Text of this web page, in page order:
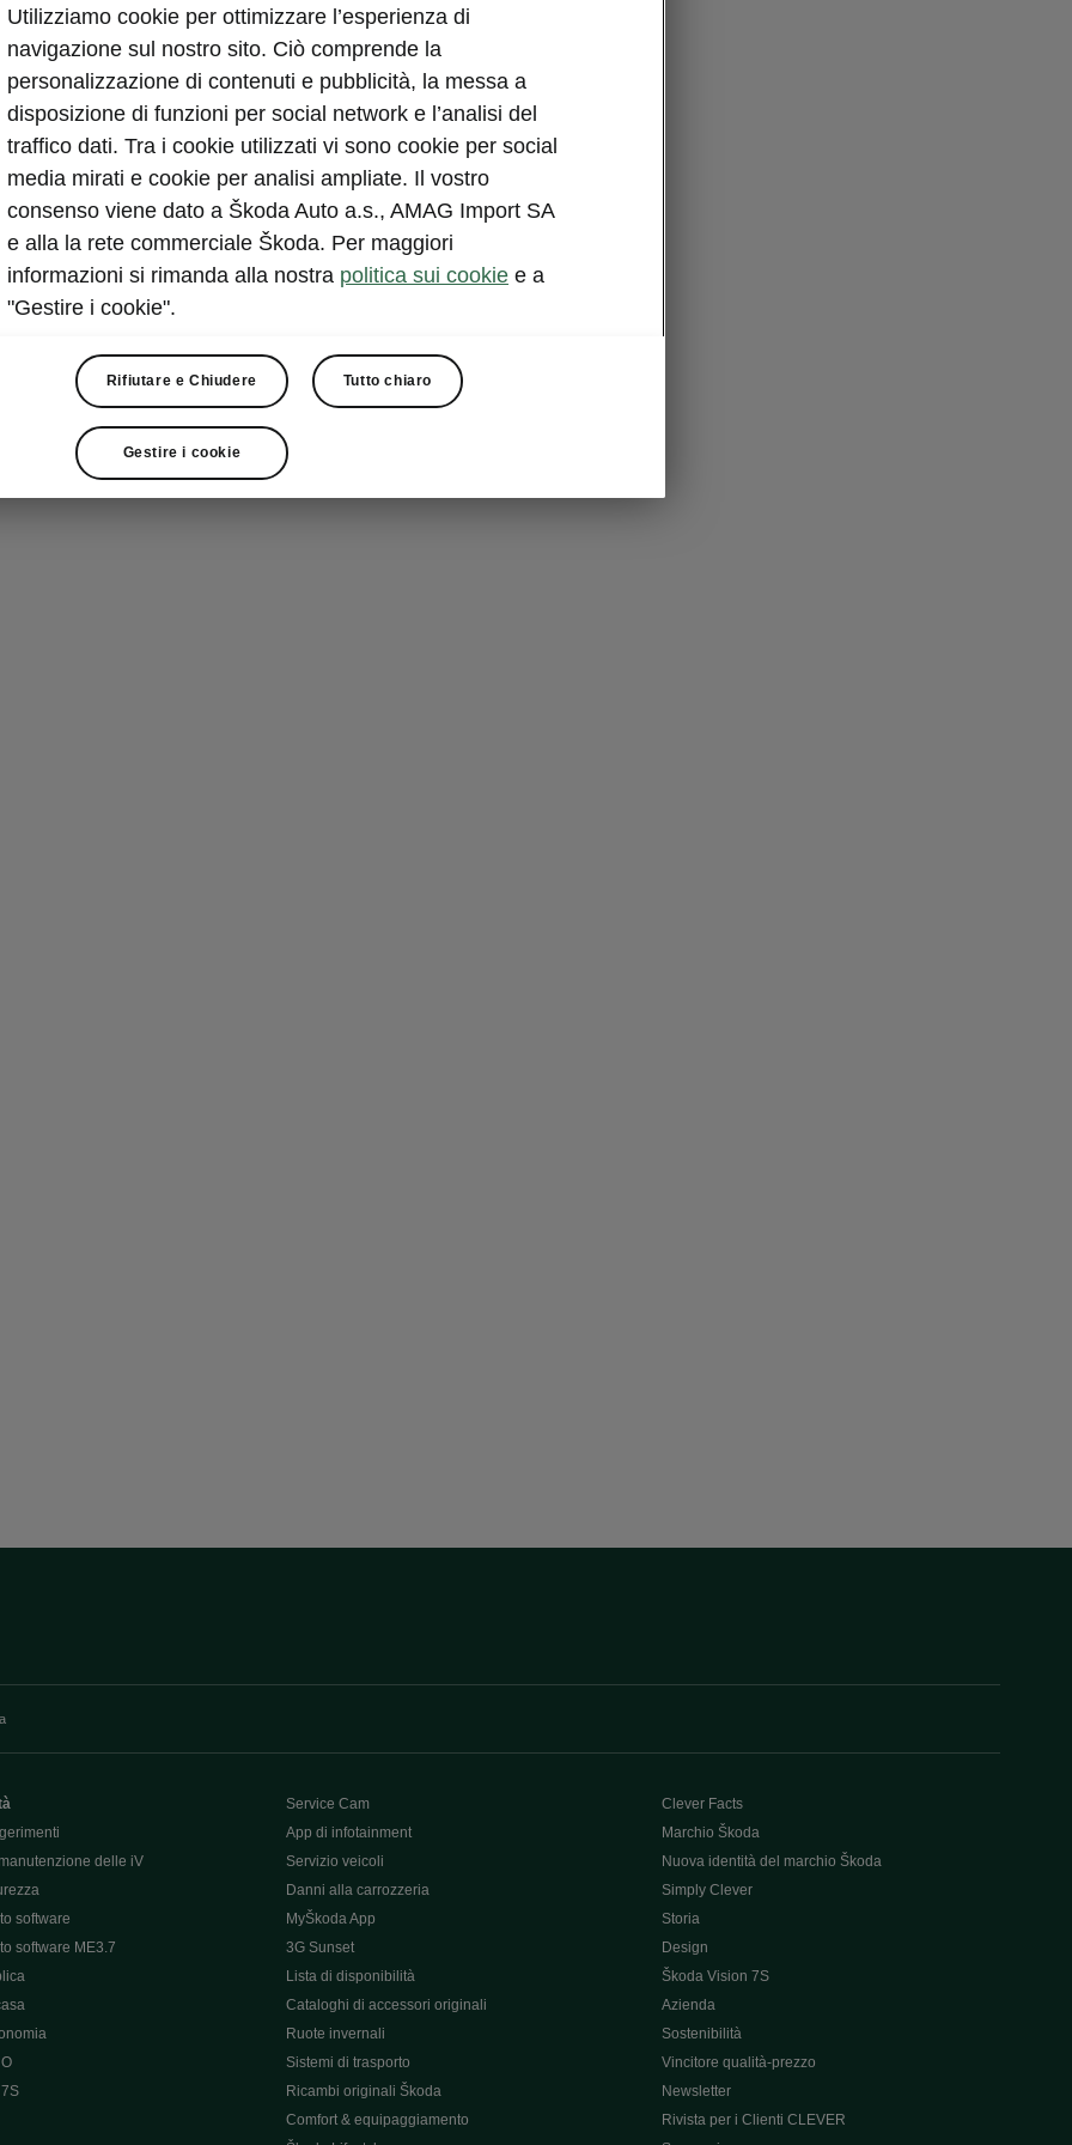
Carlo technical specs
the details you were
for
Dimensions
inner dimensions, boot volume.
delle iV
software
software ME3.7
Service Cam
App di infotainment
Servizio veicoli
Danni alla carrozzeria
MyŠkoda App
3G Sunset
Lista di disponibilità
Cataloghi di accessori originali
Ruote invernali
Sistemi di trasporto
Ricambi originali Škoda
Comfort & equipaggiamento
Clever Facts
Marchio Škoda
Nuova identità del marchio Škoda
Simply Clever
Storia
Design
Škoda Vision 7S
Azienda
Sostenibilità
Vincitore qualità-prezzo
Newsletter
Rivista per i Clienti CLEVER
Utilizziamo cookie per ottimizzare l’esperienza di
navigazione sul nostro sito. Ciò comprende la
personalizzazione di contenuti e pubblicità, la messa a
disposizione di funzioni per social network e l’analisi del
traffico dati. Tra i cookie utilizzati vi sono cookie per social
media mirati e cookie per analisi ampliate. Il vostro
consenso viene dato a Škoda Auto a.s., AMAG Import SA
e alla la rete commerciale Škoda. Per maggiori
informazioni si rimanda alla nostra politica sui cookie e a
"Gestire i cookie".
Rifiutare e Chiudere Tutto chiaro
Gestire i cookie